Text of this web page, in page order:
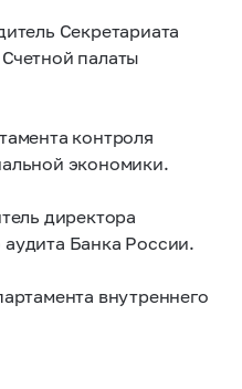
Секретариата
палаты
контроля
экономики.
директора
Банка России.
внутреннего